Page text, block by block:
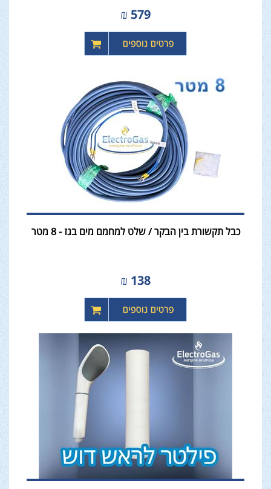
579
₪
כבל תקשורת בין הבקר / שלט למחמם מים בגז - 8 מטר
138
₪